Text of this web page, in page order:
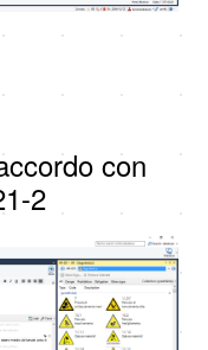
con
2